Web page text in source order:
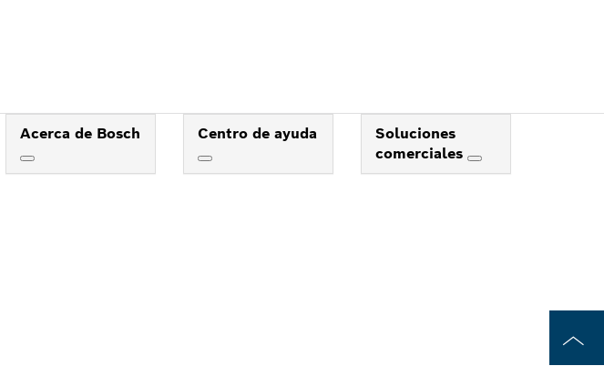
Acerca de Bosch Centro de ayuda
Soluciones
comerciales